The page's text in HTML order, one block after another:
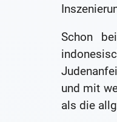
Schon
und mit
als die